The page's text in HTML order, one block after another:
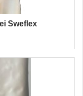
Sweflex